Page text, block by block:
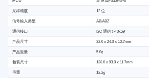
采样精度 12 位
信号输入类型 AB/ABZ
通信接口 I2C 通信 @ 0x59
产品尺寸 32.0 x 24.0 x 10.7mm
产品重量 5.0g
包装尺寸 138.0 x 93.0 x 11.7mm
毛重 12.2g